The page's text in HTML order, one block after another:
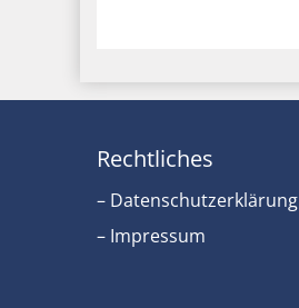
Rechtliches
– Datenschutzerklärung
– Impressum